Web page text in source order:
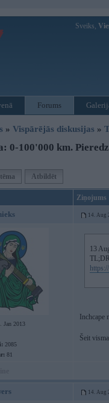
Sveiks,
Forums
» Vispārējās diskusijas »
0-100'000 km.
Atbildēt
Ziņojums
14. Aug
Jan 2013
2085
81
13
Šeit
14. Aug